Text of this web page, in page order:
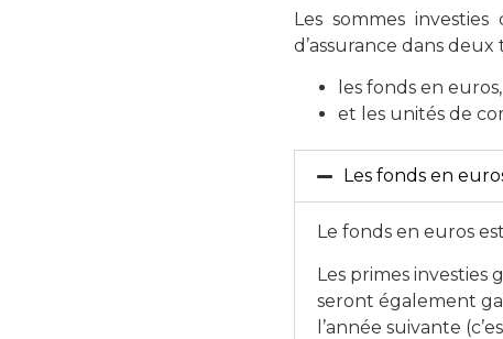
Les sommes
d’assurance dans
les fonds en euros,
et les unités de
Les fonds en
Le fonds en euros
Les primes investies
seront également
l’année suivante